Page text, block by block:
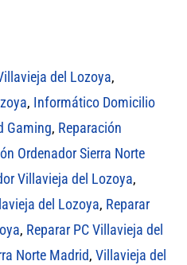
del Lozoya,
, Informático Domicilio
Gaming, Reparación
Ordenador Sierra Norte
Villavieja del Lozoya,
del Lozoya, Reparar
, Reparar PC Villavieja del
Norte Madrid, Villavieja del